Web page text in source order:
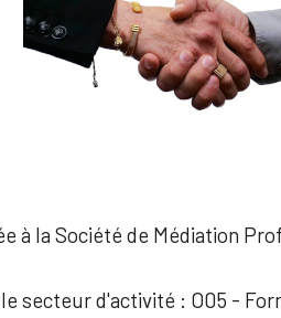
à la Société de Médiation
secteur d'activité : O05 -